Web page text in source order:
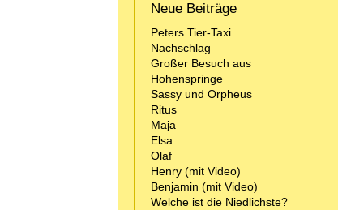
Neue Beiträge
Peters Tier-Taxi
Nachschlag
Großer Besuch aus
Hohenspringe
Sassy und Orpheus
Ritus
Maja
Elsa
Olaf
Henry (mit Video)
Benjamin (mit Video)
Welche ist die Niedlichste?